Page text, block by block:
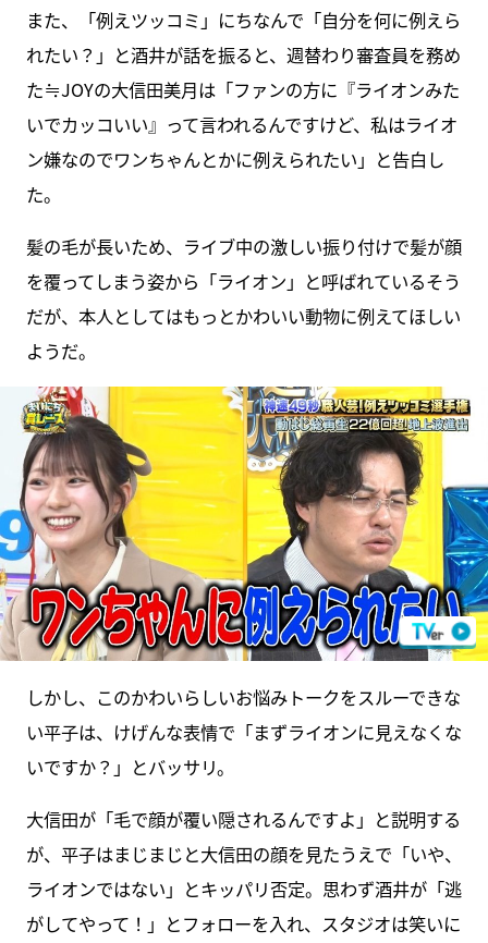
また、「例えツッコミ」にちなんで「自分を何に例えら
れたい？」と酒井が話を振ると、週替わり審査員を務め
た≒JOYの大信田美月は「ファンの方に『ライオンみた
いでカッコいい』って言われるんですけど、私はライオ
ン嫌なのでワンちゃんとかに例えられたい」と告白し
た。
髪の毛が長いため、ライブ中の激しい振り付けで髪が顔
を覆ってしまう姿から「ライオン」と呼ばれているそう
だが、本人としてはもっとかわいい動物に例えてほしい
ようだ。
しかし、このかわいらしいお悩みトークをスルーできな
い平子は、けげんな表情で「まずライオンに見えなくな
いですか？」とバッサリ。
大信田が「毛で顔が覆い隠されるんですよ」と説明する
が、平子はまじまじと大信田の顔を見たうえで「いや、
ライオンではない」とキッパリ否定。思わず酒井が「逃
がしてやって！」とフォローを入れ、スタジオは笑いに